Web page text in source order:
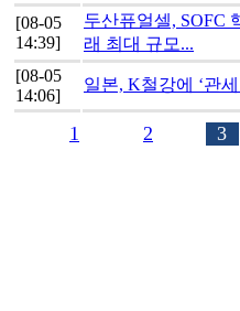
[08-05
14:39]
두산퓨얼셀, SOFC
래 최대 규모...
[08-05
14:06]
일본, K철강에 ‘관
1 2 3